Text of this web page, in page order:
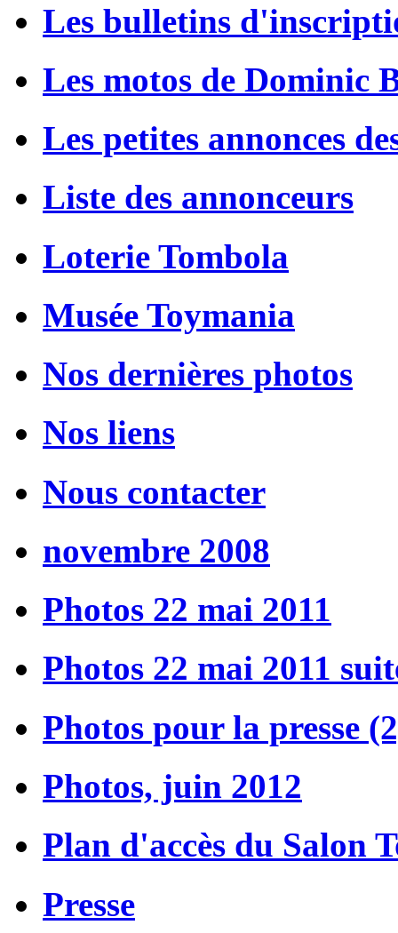
Les bulletins
Les motos de Dominic
Les petites annonces
Liste des annonceurs
Loterie Tombola
Musée Toymania
Nos dernières photos
Nos liens
Nous contacter
novembre 2008
Photos 22 mai 2011
Photos 22 mai 2011
Photos pour la presse
Photos, juin 2012
Plan d'accès du Salon
Presse